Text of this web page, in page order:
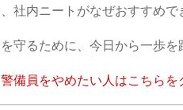
社内ニートがなぜおすすめ
守るために、今日から一歩を
警備員をやめたい人はこちらを